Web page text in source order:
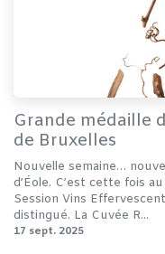
Grande médaille
de Bruxelles
Nouvelle semaine…
d’Éole. C’est cette fois
Session Vins
distingué. La Cuvée R...
17 sept. 2025